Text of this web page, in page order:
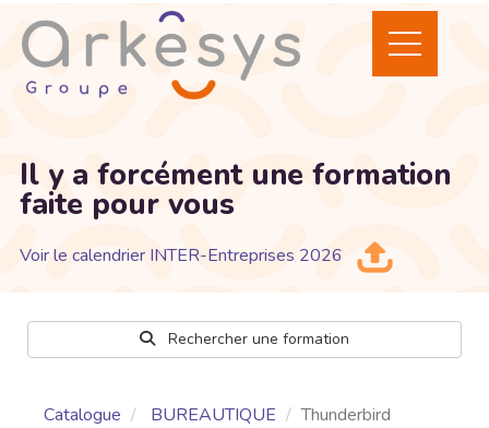
Il y a forcément une formation
faite pour vous
Voir le calendrier INTER-Entreprises 2026
Rechercher une formation
Catalogue BUREAUTIQUE Thunderbird